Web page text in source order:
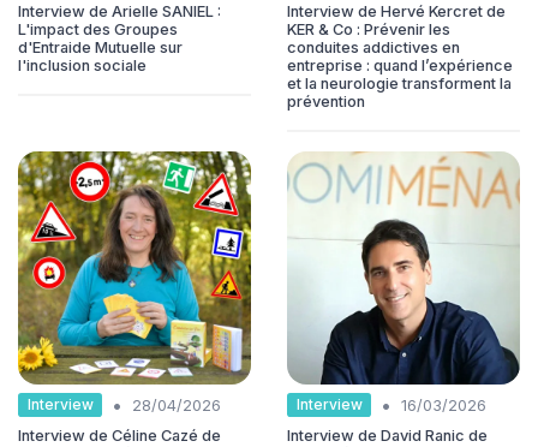
Interview de Arielle SANIEL :
L'impact des Groupes
d'Entraide Mutuelle sur
l'inclusion sociale
Interview de Hervé Kercret de
KER & Co : Prévenir les
conduites addictives en
entreprise : quand l’expérience
et la neurologie transforment la
prévention
Interview •
28/04/2026
Interview de Céline Cazé de
Interview •
16/03/2026
Interview de David Ranic de